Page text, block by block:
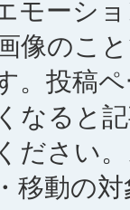
モーシ
像のこ
。投稿
なると
ださい
移動の